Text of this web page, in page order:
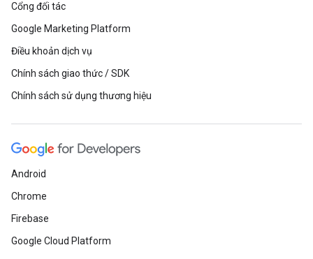
Cổng đối tác
Google Marketing Platform
Điều khoản dịch vụ
Chính sách giao thức / SDK
Chính sách sử dụng thương hiệu
Android
Chrome
Firebase
Google Cloud Platform